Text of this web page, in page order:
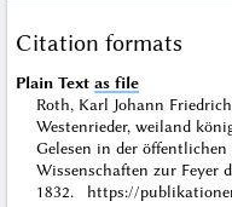
Citation formats
Plain Text as file
Roth, Karl Johann
Westenrieder, weiland
Gelesen in der öffentlichen
Wissenschaften zur Feyer
1832. https://